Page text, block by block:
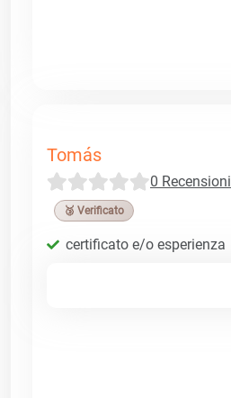
Tomás
0 Recensioni
🥉 Verificato
certificato e/o esperienza